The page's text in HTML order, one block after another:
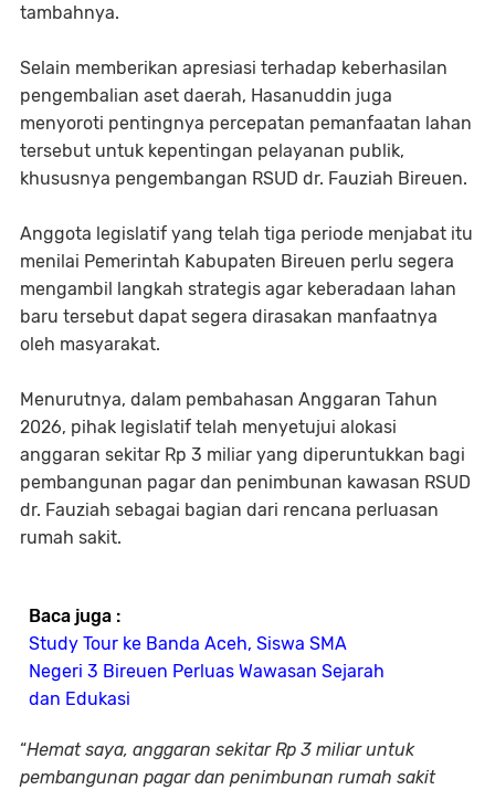
tambahnya.
Selain memberikan apresiasi terhadap keberhasilan
pengembalian aset daerah, Hasanuddin juga
menyoroti pentingnya percepatan pemanfaatan lahan
tersebut untuk kepentingan pelayanan publik,
khususnya pengembangan RSUD dr. Fauziah Bireuen.
Anggota legislatif yang telah tiga periode menjabat itu
menilai Pemerintah Kabupaten Bireuen perlu segera
mengambil langkah strategis agar keberadaan lahan
baru tersebut dapat segera dirasakan manfaatnya
oleh masyarakat.
Menurutnya, dalam pembahasan Anggaran Tahun
2026, pihak legislatif telah menyetujui alokasi
anggaran sekitar Rp 3 miliar yang diperuntukkan bagi
pembangunan pagar dan penimbunan kawasan RSUD
dr. Fauziah sebagai bagian dari rencana perluasan
rumah sakit.
Baca juga :
Study Tour ke Banda Aceh, Siswa SMA
Negeri 3 Bireuen Perluas Wawasan Sejarah
dan Edukasi
“Hemat saya, anggaran sekitar Rp 3 miliar untuk
pembangunan pagar dan penimbunan rumah sakit